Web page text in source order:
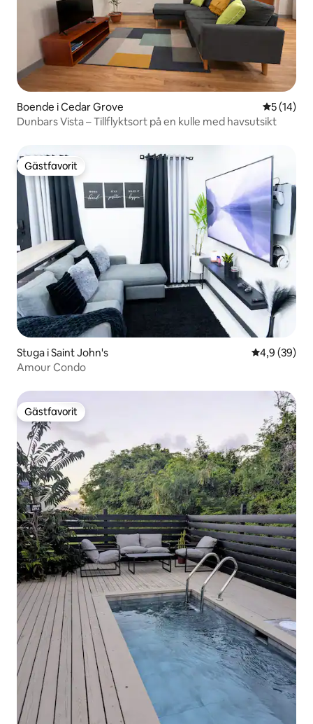
Boende i Cedar Grove 5 av 5 i
5 (14)
Dunbars Vista – Tillflyktsort på en kulle med havsutsikt
Gästfavorit
Gästfavorit
Stuga i Saint John's 4,9 av 5 i
4,9 (39)
Amour Condo
Gästfavorit
Gästfavorit